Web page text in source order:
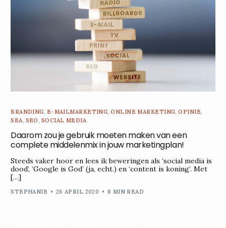
BRANDING, E-MAILMARKETING,ONLINE MARKETING,OPINIE,
SEA, SEO, SOCIAL MEDIA
Daarom zou je gebruik moeten maken van een
complete middelenmix in jouw marketingplan!
Steeds vaker hoor en lees ik beweringen als ‘social media is
dood’, ‘Google is God’ (ja, echt.) en ‘content is koning’. Met
[…]
STEPHANIE 26 APRIL 2020 8 MIN READ